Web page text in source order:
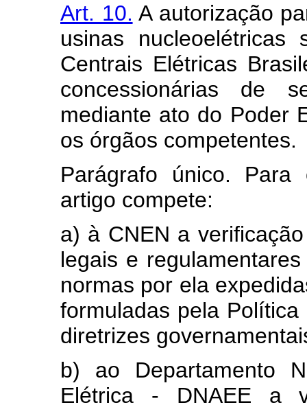
Art. 10. A autorização
usinas nucleoelétricas
Centrais Elétricas
concessionárias de
mediante ato do Poder
os órgãos competentes.
Parágrafo único.
artigo compete:
a) à CNEN a
legais e
normas por ela
formuladas pela
diretrizes
b) ao Departamento
Elétrica - DNAEE a